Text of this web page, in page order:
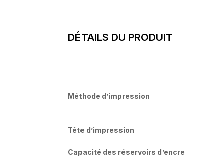
DÉTAILS DU PRODUIT
Méthode d’impression
Tête d’impression
Capacité des réservoirs d’encre